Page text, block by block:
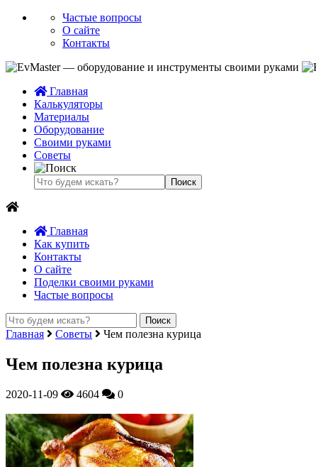
Частые вопросы
О сайте
Контакты
Главная
Калькуляторы
Материалы
Оборудование
Своими руками
Советы
Главная
Как купить
Контакты
О сайте
Поделки своими руками
Частые вопросы
Главная Советы Чем полезна курица
Чем полезна курица
2020-11-09 4604 0